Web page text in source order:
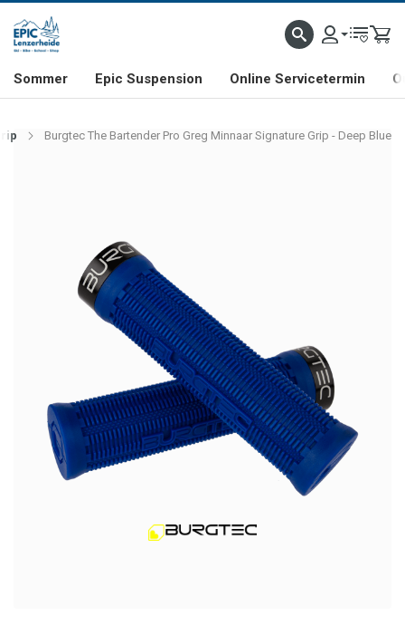
& FREERIDE-SPEZIALIST SCHWEIZER FIRMA SHOP & SHOWROOM IN
Sommer Epic Suspension Online Servicetermin
Burgtec The Bartender Pro Greg Minnaar Signature Grip - Deep Blue